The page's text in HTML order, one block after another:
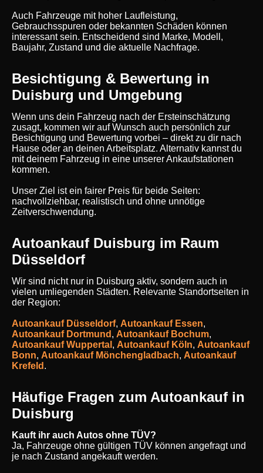
Auch Fahrzeuge mit hoher Laufleistung,
Gebrauchsspuren oder bekannten Schäden können
interessant sein. Entscheidend sind Marke, Modell,
Baujahr, Zustand und die aktuelle Nachfrage.
Besichtigung & Bewertung in
Duisburg und Umgebung
Wenn uns dein Fahrzeug nach der Ersteinschätzung
zusagt, kommen wir auf Wunsch auch persönlich zur
Besichtigung und Bewertung vorbei – direkt zu dir nach
Hause oder an deinen Arbeitsplatz. Alternativ kannst du
mit deinem Fahrzeug in eine unserer Ankaufstationen
kommen.
Unser Ziel ist ein fairer Preis für beide Seiten:
nachvollziehbar, realistisch und ohne unnötige
Zeitverschwendung.
Autoankauf Duisburg im Raum
Düsseldorf
Wir sind nicht nur in Duisburg aktiv, sondern auch in
vielen umliegenden Städten. Relevante Standortseiten in
der Region:
Autoankauf Düsseldorf, Autoankauf Essen,
Autoankauf Dortmund , Autoankauf Bochum,
Autoankauf Wuppertal , Autoankauf Köln, Autoankauf
Bonn, Autoankauf Mönchengladbach, Autoankauf
Krefeld .
Häufige Fragen zum Autoankauf in
Duisburg
Kauft ihr auch Autos ohne TÜV?
Ja, Fahrzeuge ohne gültigen TÜV können angefragt und
je nach Zustand angekauft werden.